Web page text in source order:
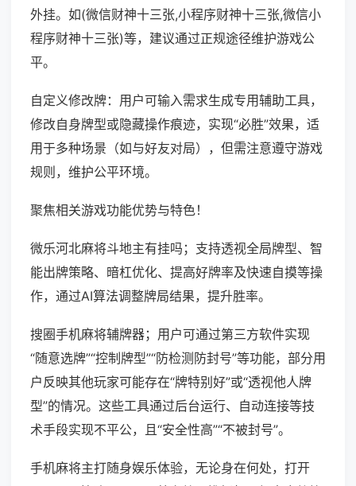
外挂。如(微信财神十三张,小程序财神十三张,微信小
程序财神十三张)等，建议通过正规途径维护游戏公
平。
自定义修改牌：用户可输入需求生成专用辅助工具，
修改自身牌型或隐藏操作痕迹，实现“必胜”效果，适
用于多种场景（如与好友对局），但需注意遵守游戏
规则，维护公平环境。
聚焦相关游戏功能优势与特色！
微乐河北麻将斗地主有挂吗；支持透视全局牌型、智
能出牌策略、暗杠优化、提高好牌率及快速自摸等操
作，通过AI算法调整牌局结果，提升胜率。
搜圈手机麻将辅牌器；用户可通过第三方软件实现
“随意选牌”“控制牌型”“防检测防封号”等功能，部分用
户反映其他玩家可能存在“牌特别好”或“透视他人牌
型”的情况。这些工具通过后台运行、自动连接等技
术手段实现不平公，且“安全性高”“不被封号”。
手机麻将主打随身娱乐体验，无论身在何处，打开